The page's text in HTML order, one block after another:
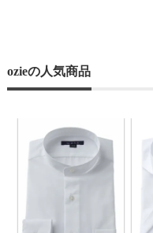
ozieの人気商品